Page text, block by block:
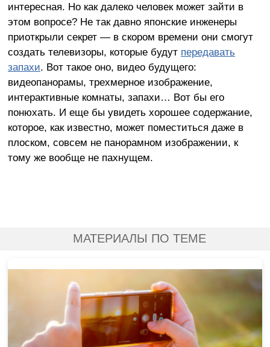
интересная. Но как далеко человек может зайти в
этом вопросе? Не так давно японские инженеры
приоткрыли секрет — в скором времени они смогут
создать телевизоры, которые будут передавать
запахи. Вот такое оно, видео будущего:
видеопанорамы, трехмерное изображение,
интерактивные комнаты, запахи… Вот бы его
понюхать. И еще бы увидеть хорошее содержание,
которое, как известно, может поместиться даже в
плоском, совсем не панорамном изображении, к
тому же вообще не пахнущем.
МАТЕРИАЛЫ ПО ТЕМЕ